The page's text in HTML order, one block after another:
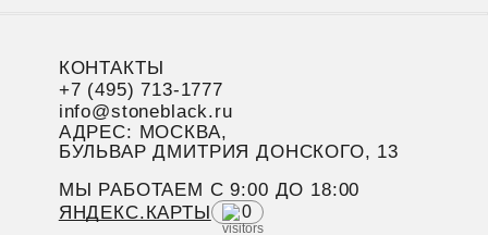
КОНТАКТЫ
+7 (495) 713-1777
info@stoneblack.ru
АДРЕС: МОСКВА,
БУЛЬВАР ДМИТРИЯ ДОНСКОГО, 13
МЫ РАБОТАЕМ C 9:00 ДО 18:00
ЯНДЕКС.КАРТЫ
0